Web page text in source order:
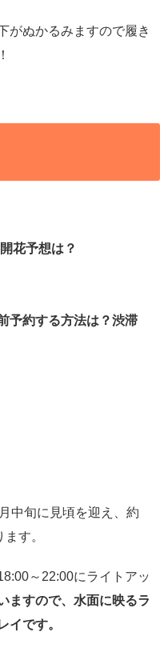
がぬかるみますので履き
花予想は？
予約する方法は？渋滞
中旬に見頃を迎え、約
す。
～22:00にライトアッ
ますので、水面に映るラ
イです。